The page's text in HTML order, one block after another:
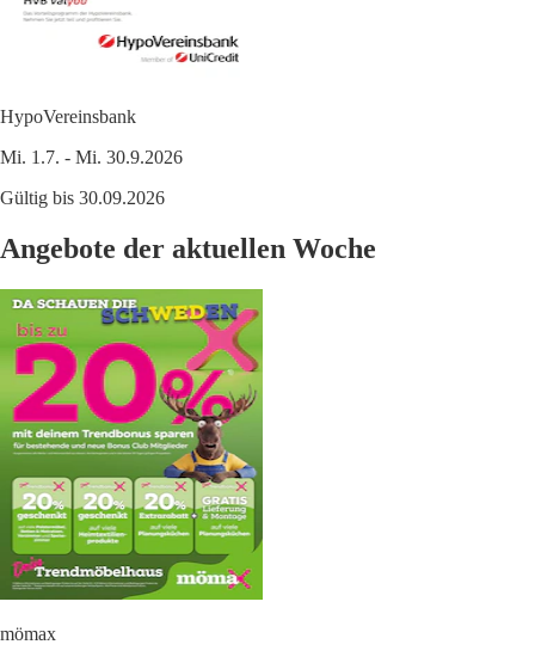
HypoVereinsbank
Mi. 1.7. - Mi. 30.9.2026
Gültig bis 30.09.2026
Angebote der aktuellen Woche
mömax